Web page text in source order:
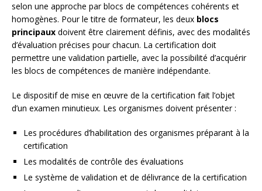
selon une approche par blocs de compétences cohérents et
homogènes. Pour le titre de formateur, les deux blocs
principaux doivent être clairement définis, avec des modalités
d’évaluation précises pour chacun. La certification doit
permettre une validation partielle, avec la possibilité d’acquérir
les blocs de compétences de manière indépendante.
Le dispositif de mise en œuvre de la certification fait l’objet
d’un examen minutieux. Les organismes doivent présenter :
Les procédures d’habilitation des organismes préparant à la
certification
Les modalités de contrôle des évaluations
Le système de validation et de délivrance de la certification